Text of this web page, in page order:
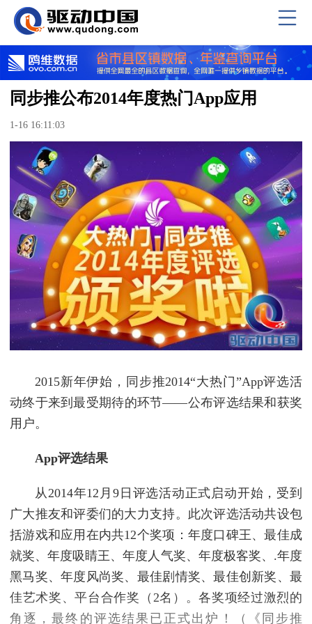
同步推公布2014年度热门App应用
1-16 16:11:03
2015新年伊始，同步推2014“大热门”App评选活
动终于来到最受期待的环节——公布评选结果和获奖
用户。
App评选结果
从2014年12月9日评选活动正式启动开始，受到
广大推友和评委们的大力支持。此次评选活动共设包
括游戏和应用在内共12个奖项：年度口碑王、最佳成
就奖、年度吸睛王、年度人气奖、年度极客奖、.年度
黑马奖、年度风尚奖、最佳剧情奖、最佳创新奖、最
佳艺术奖、平台合作奖（2名）。各奖项经过激烈的
角逐，最终的评选结果已正式出炉！（《同步推